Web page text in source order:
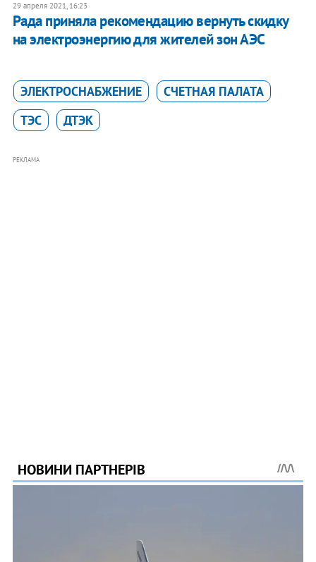
29 апреля 2021, 16:23
Рада приняла рекомендацию вернуть скидку
на электроэнергию для жителей зон АЭС
ЭЛЕКТРОСНАБЖЕНИЕ
СЧЕТНАЯ ПАЛАТА
ТЭС
ДТЭК
РЕКЛАМА